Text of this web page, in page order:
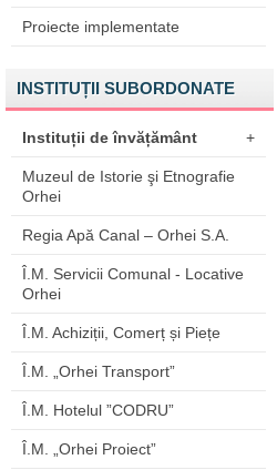
Proiecte implementate
INSTITUȚII SUBORDONATE
Instituții de învățământ +
Muzeul de Istorie şi Etnografie
Orhei
Regia Apă Canal – Orhei S.A.
Î.M. Servicii Comunal - Locative
Orhei
Î.M. Achiziții, Comerț și Piețe
Î.M. „Orhei Transport”
Î.M. Hotelul ”CODRU”
Î.M. „Orhei Proiect”